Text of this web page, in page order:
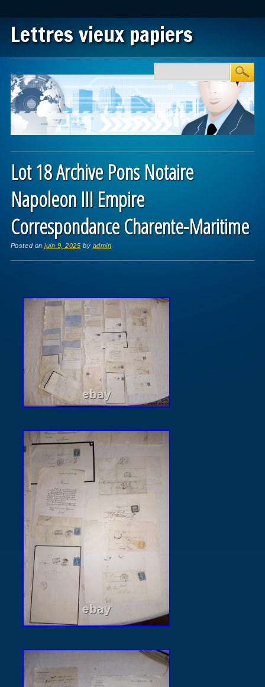
Lettres vieux papiers
Main menu
Lot 18 Archive Pons Notaire
Napoleon III Empire
Correspondance Charente-Maritime
Posted onjuin 9, 2025 by admin